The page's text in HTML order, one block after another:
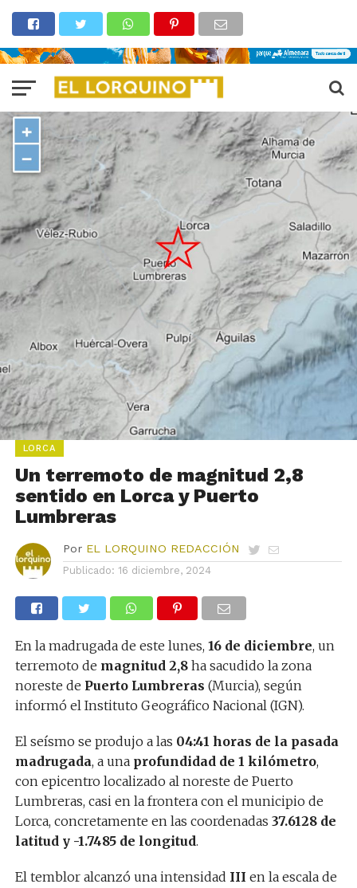
LORCA
Un terremoto de magnitud 2,8
sentido en Lorca y Puerto
Lumbreras
Por EL LORQUINO REDACCIÓN
Publicado: 16 diciembre, 2024
En la madrugada de este lunes, 16 de diciembre, un
terremoto de magnitud 2,8ha sacudido la zona
noreste de Puerto Lumbreras (Murcia), según
informó el Instituto Geográfico Nacional (IGN).
El seísmo se produjo a las 04:41 horas de la pasada
madrugada, a una profundidad de 1 kilómetro,
con epicentro localizado al noreste de Puerto
Lumbreras, casi en la frontera con el municipio de
Lorca, concretamente en las coordenadas 37.6128 de
latitud y -1.7485 de longitud.
El temblor alcanzó una intensidad III en la escala de